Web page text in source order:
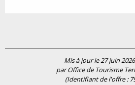
Mis à jour le 27 juin
par Office de Tourisme
(Identifiant de l'offre :